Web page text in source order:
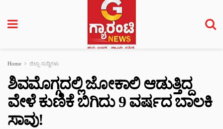
Home ಜಿಲ್ಲಾ ಸುದ್ದಿಗಳು
ಶಿವಮೊಗ್ಗದಲ್ಲಿ ಜೋಕಾಲಿ ಆಡುತ್ತಿದ್ದ
ವೇಳೆ ಕುಣಿಕೆ ಬಿಗಿದು 9 ವರ್ಷದ ಬಾಲಕಿ
ಸಾವು!